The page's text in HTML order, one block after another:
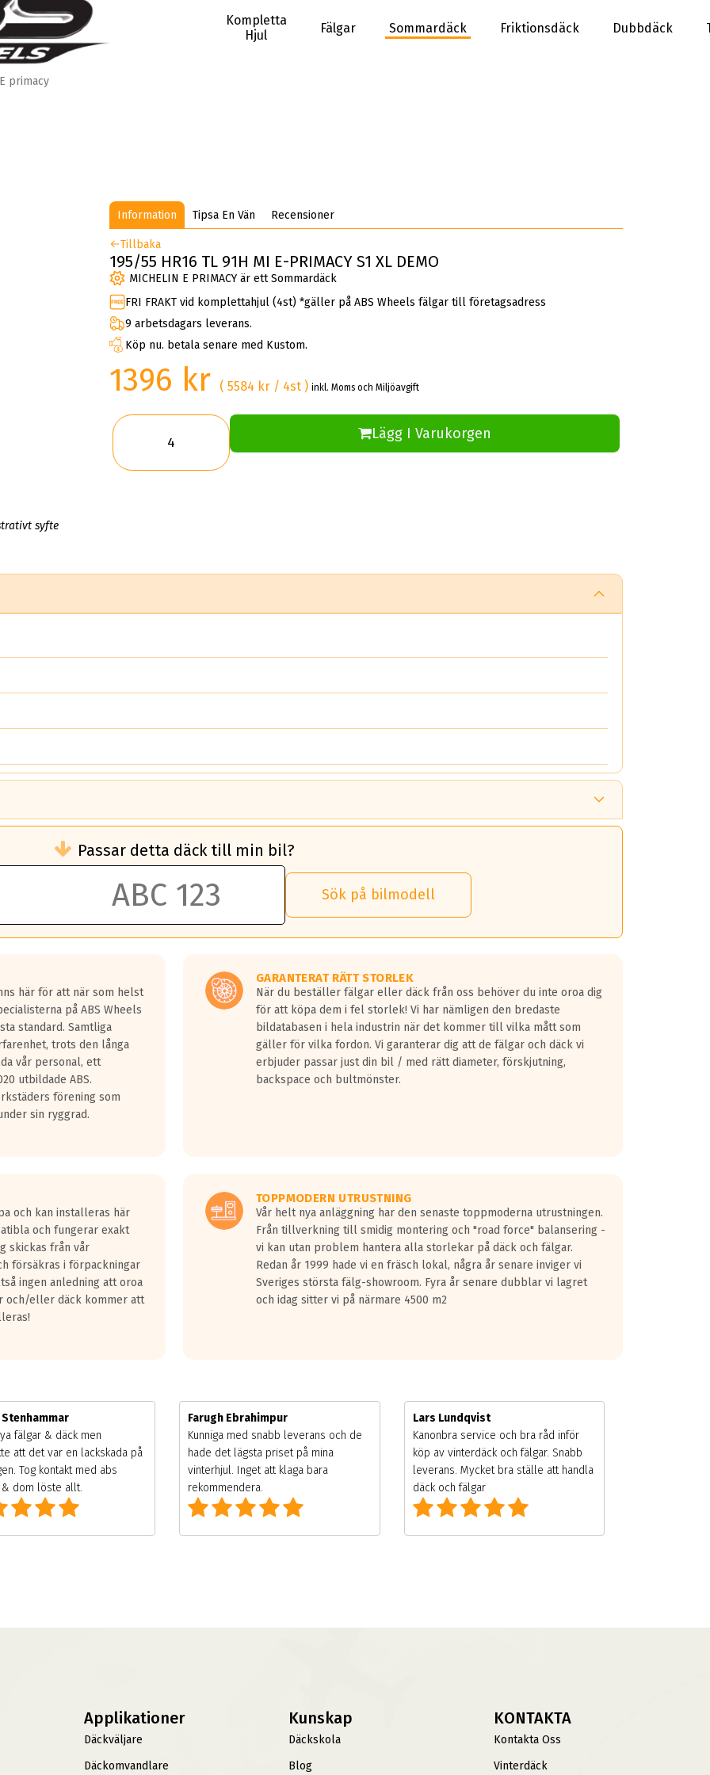
Kompletta
Hjul
Fälgar Sommardäck Friktionsdäck Dubbdäck
E primacy
syfte
Information Tipsa En Vän Recensioner
Tillbaka
195/55 HR16 TL 91H MI E-PRIMACY S1 XL DEMO
MICHELIN E PRIMACY är ett Sommardäck
FRI FRAKT vid komplettahjul (4st) *gäller på ABS Wheels fälgar till företagsadress
9 arbetsdagars leverans.
Köp nu. betala senare med Kustom.
1396 kr ( 5584 kr / 4st )inkl. Moms och Miljöavgift
Lägg I Varukorgen
än ett klass G däck.
50 liter bränsle med ett klass A däck gentemot ett klass G däck.
vilken rutt du kör, samt vilken körstil du använder.
lastbilar.
på en väg där det ligger 0.5-1.5 mm vatten.
fyra billängder( ca 18meter) mellan däck med betyg A gentemot
överträffa motorljudet.
ett däck med vågar. Hög bullernivå markeras med svarta vågor
kraven som finns i dagsläget, men är inte längre tillåtna enligt nya
Passar detta däck till min bil?
Sök på bilmodell
här för att när som helst
på ABS Wheels
standard. Samtliga
trots den långa
vår personal, ett
utbildade ABS.
förening som
sin ryggrad.
GARANTERAT RÄTT STORLEK
När du beställer fälgar eller däck från oss behöver du inte oroa dig
för att köpa dem i fel storlek! Vi har nämligen den bredaste
bildatabasen i hela industrin när det kommer till vilka mått som
gäller för vilka fordon. Vi garanterar dig att de fälgar och däck vi
erbjuder passar just din bil / med rätt diameter, förskjutning,
backspace och bultmönster.
och kan installeras här
och fungerar exakt
skickas från vår
försäkras i förpackningar
ingen anledning att oroa
och/eller däck kommer att
TOPPMODERN UTRUSTNING
Vår helt nya anläggning har den senaste toppmoderna utrustningen.
Från tillverkning till smidig montering och "road force" balansering -
vi kan utan problem hantera alla storlekar på däck och fälgar.
Redan år 1999 hade vi en fräsch lokal, några år senare inviger vi
Sveriges största fälg-showroom. Fyra år senare dubblar vi lagret
och idag sitter vi på närmare 4500 m2
Stenhammar
fälgar & däck men
att det var en lackskada på
Tog kontakt med abs
dom löste allt.
Farugh Ebrahimpur
Kunniga med snabb leverans och de
hade det lägsta priset på mina
vinterhjul. Inget att klaga bara
rekommendera.
Lars Lundqvist
Kanonbra service och bra råd inför
köp av vinterdäck och fälgar. Snabb
leverans. Mycket bra ställe att handla
däck och fälgar
Applikationer
Däckväljare
Däckomvandlare
Kunskap
Däckskola
Blog
KONTAKTA
Kontakta Oss
Vinterdäck